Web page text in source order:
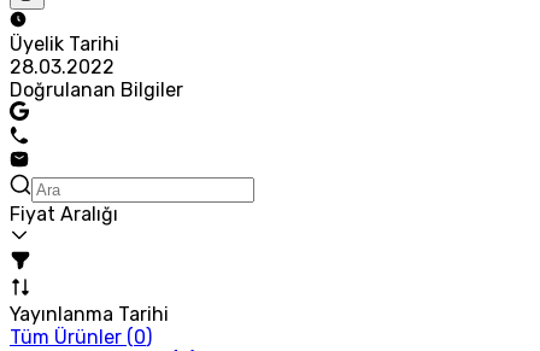
Üyelik Tarihi
28.03.2022
Doğrulanan Bilgiler
Fiyat Aralığı
Yayınlanma Tarihi
Tüm Ürünler (0)